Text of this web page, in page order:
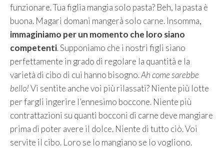
funzionare. Tua figlia mangia solo pasta? Beh, la pasta è
buona. Magari domani mangerà solo carne. Insomma,
immaginiamo per un momento che loro siano
competenti. Supponiamo che i nostri figli siano
perfettamente in grado di regolare la quantità e la
varietà di cibo di cui hanno bisogno.Ah come sarebbe
bello!Vi sentite anche voi più rilassati? Niente più lotte
per fargli ingerire l’ennesimo boccone. Niente più
contrattazioni su quanti bocconi di carne deve mangiare
prima di poter avere il dolce. Niente di tutto ciò. Voi
servite il cibo. Loro se lo mangiano se lo vogliono.